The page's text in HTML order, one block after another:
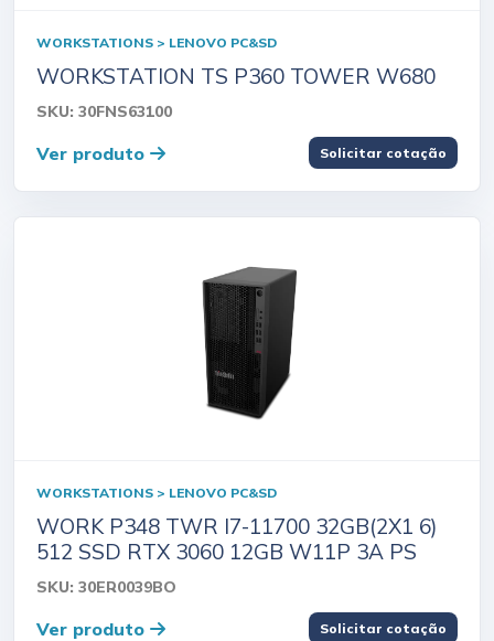
WORKSTATIONS > LENOVO PC&SD
WORKSTATION TS P360 TOWER W680
SKU: 30FNS63100
Ver produto Solicitar cotação
WORKSTATIONS > LENOVO PC&SD
WORK P348 TWR I7-11700 32GB(2X1 6)
512 SSD RTX 3060 12GB W11P 3A PS
SKU: 30ER0039BO
Ver produto Solicitar cotação